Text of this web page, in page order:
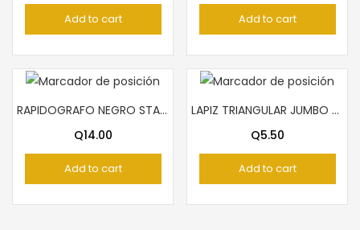
Add to cart Add to cart
RAPIDOGRAFO NEGRO STAEDTLER 0.05
Q14.00
Add to cart
LAPIZ TRIANGULAR JUMBO MAPED
Q5.50
Add to cart